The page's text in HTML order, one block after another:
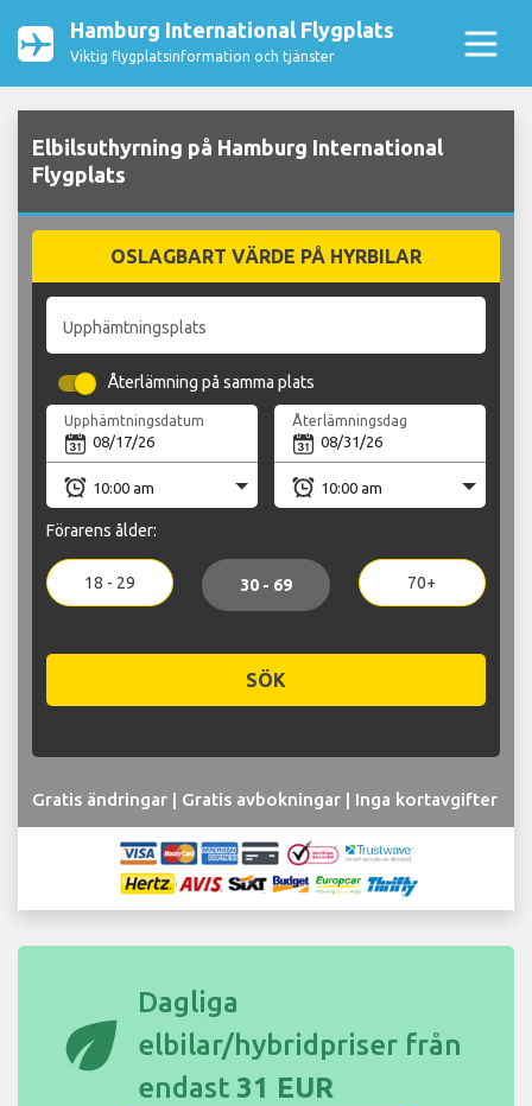
Hamburg International Flygplats
Viktig flygplatsinformation och tjänster
Elbilsuthyrning på Hamburg International
Flygplats
OSLAGBART VÄRDE PÅ HYRBILAR
Upphämtningsplats
Återlämning på samma plats
Upphämtningsdatum Återlämningsdag
Förarens ålder:
18 - 29 30 - 69 70+
SÖK
Gratis ändringar | Gratis avbokningar | Inga kortavgifter
eco
Dagliga
elbilar/hybridpriser från
endast 31 EUR